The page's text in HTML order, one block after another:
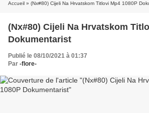
Accueil » (Nx#80) Cijeli Na Hrvatskom Titlovi Mp4 1080P
(Nx#80) Cijeli Na Hrvatskom
Dokumentarist
Publié le 08/10/2021 à 01:37
Par -flore-